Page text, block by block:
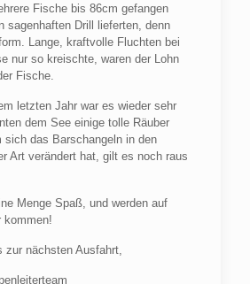
Fische bis 86cm gefangen
sagenhaften Drill lieferten, denn
Lange, kraftvolle Fluchten bei
nur so kreischte, waren der Lohn
Fische.
letzten Jahr war es wieder sehr
dem See einige tolle Räuber
sich das Barschangeln in den
Art verändert hat, gilt es noch raus
Menge Spaß, und werden auf
kommen!
zur nächsten Ausfahrt,